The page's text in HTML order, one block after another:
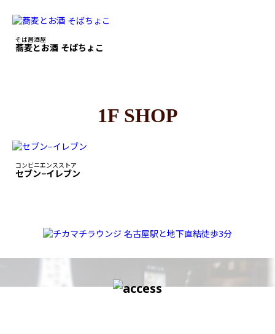
そば居酒屋
蕎麦とお酒 そばちょこ
1F SHOP
コンビニエンスストア
セブン−イレブン